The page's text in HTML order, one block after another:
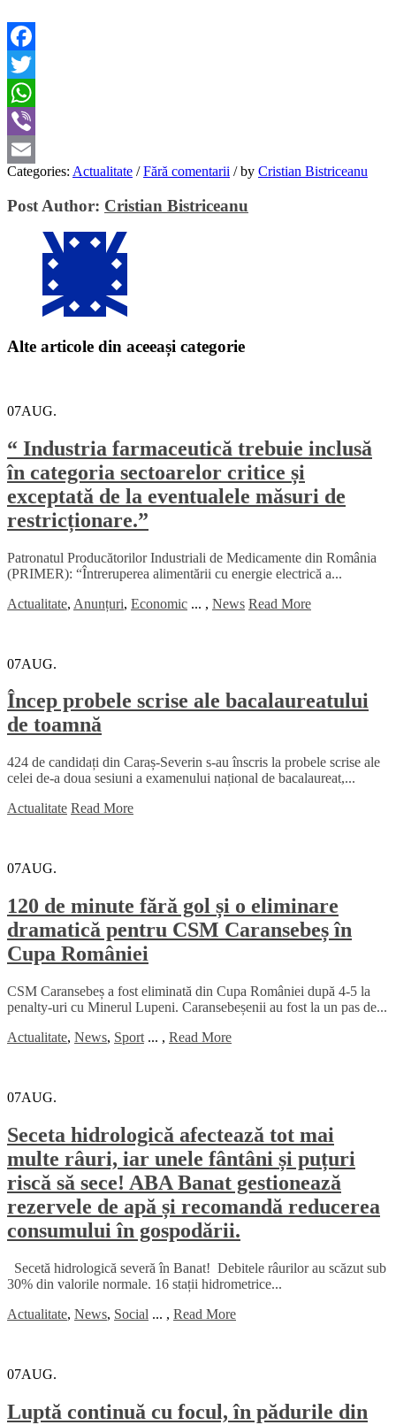
Facebook
Twitter
WhatsApp
Viber
Email
Categories: Actualitate / Fără comentarii /by Cristian Bistriceanu
Post Author: Cristian Bistriceanu
Alte articole din aceeași categorie
07AUG.
“ Industria farmaceutică trebuie inclusă
în categoria sectoarelor critice și
exceptată de la eventualele măsuri de
restricționare.”
Patronatul Producătorilor Industriali de Medicamente din România
(PRIMER): “Întreruperea alimentării cu energie electrică a...
Actualitate, Anunțuri, Economic ... , News Read More
07AUG.
Încep probele scrise ale bacalaureatului
de toamnă
424 de candidați din Caraș-Severin s-au înscris la probele scrise ale
celei de-a doua sesiuni a examenului național de bacalaureat,...
Actualitate Read More
07AUG.
120 de minute fără gol și o eliminare
dramatică pentru CSM Caransebeș în
Cupa României
CSM Caransebeș a fost eliminată din Cupa României după 4-5 la
penalty-uri cu Minerul Lupeni. Caransebeșenii au fost la un pas de...
Actualitate, News, Sport ... , Read More
07AUG.
Seceta hidrologică afectează tot mai
multe râuri, iar unele fântâni și puțuri
riscă să sece! ABA Banat gestionează
rezervele de apă și recomandă reducerea
consumului în gospodării.
Secetă hidrologică severă în Banat! Debitele râurilor au scăzut sub
30% din valorile normale. 16 stații hidrometrice...
Actualitate, News, Social ... , Read More
07AUG.
Luptă continuă cu focul, în pădurile din